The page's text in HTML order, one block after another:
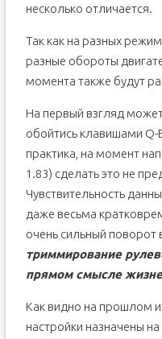
несколько отличается.
Так как на разных
разные обороты
момента также будут
На первый взгляд
обойтись клавишами Q-
практика, на момент
1.83) сделать это не
Чувствительность
даже весьма
очень сильный поворот
триммирование
прямом смысле
Как видно на прошлом
настройки назначены